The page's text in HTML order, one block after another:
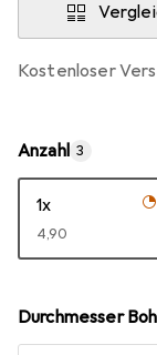
Kostenloser
Anzahl 3
1x
EUR
4,90
Durchmesser